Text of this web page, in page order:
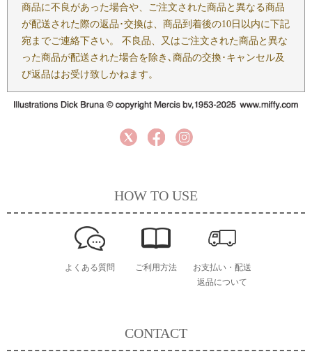
商品に不良があった場合や、ご注文された商品と異なる商品
が配送された際の返品･交換は、商品到着後の10日以内に下記
宛までご連絡下さい。 不良品、又はご注文された商品と異な
った商品が配送された場合を除き､商品の交換･キャンセル及
び返品はお受け致しかねます。
CONTACT
HOW TO USE
よくある質問 ご利用方法
お支払い・配送
返品について